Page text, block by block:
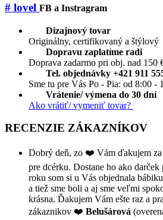
# lovel FB a Instragram
Dizajnový tovar
Originálny, certifikovaný a štýlový
Dopravu zaplatíme radi
Doprava zadarmo pri obj. nad 150
Tel. objednávky +421 911
Sme tu pre Vás Po - Pia: od 8:00 -
Vrátenie/ výmena do 30 dní
Ako vrátiť/ vymeniť tovar?
RECENZIE ZÁKAZNÍKOV
Dobrý deň, zo ❤️ Vám ďakujem za
pre dcérku. Dostane ho ako
roku som si u Vás objednala
a tiež sme boli a aj sme veľmi
krásna. Ďakujem Vám ešte raz a
zákaznikov ❤️ Belušárová